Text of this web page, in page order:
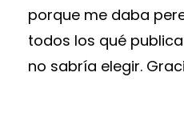
porque me daba
todos los qué
no sabría elegir.